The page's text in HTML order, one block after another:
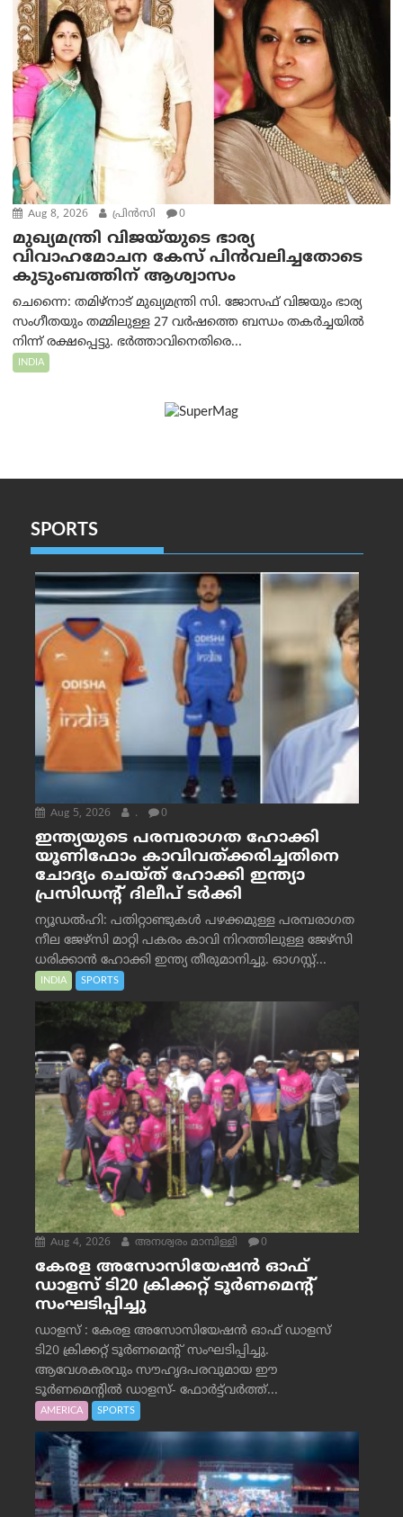
Aug 8, 2026 പ്രിന്‍സി 0
മുഖ്യമന്ത്രി വിജയ്‌യുടെ ഭാര്യ
വിവാഹമോചന കേസ് പിൻവലിച്ചതോടെ
കുടുംബത്തിന് ആശ്വാസം
ചെന്നൈ: തമിഴ്‌നാട് മുഖ്യമന്ത്രി സി. ജോസഫ് വിജയും ഭാര്യ
സംഗീതയും തമ്മിലുള്ള 27 വർഷത്തെ ബന്ധം തകർച്ചയിൽ
നിന്ന് രക്ഷപ്പെട്ടു. ഭർത്താവിനെതിരെ...
INDIA
SPORTS
Aug 5, 2026 . 0
ഇന്ത്യയുടെ പരമ്പരാഗത ഹോക്കി
യൂണിഫോം കാവിവത്ക്കരിച്ചതിനെ
ചോദ്യം ചെയ്ത് ഹോക്കി ഇന്ത്യാ
പ്രസിഡന്റ് ദിലീപ് ടര്‍ക്കി
ന്യൂഡൽഹി: പതിറ്റാണ്ടുകൾ പഴക്കമുള്ള പരമ്പരാഗത
നീല ജേഴ്‌സി മാറ്റി പകരം കാവി നിറത്തിലുള്ള ജേഴ്‌സി
ധരിക്കാൻ ഹോക്കി ഇന്ത്യ തീരുമാനിച്ചു. ഓഗസ്റ്റ്...
INDIA SPORTS
Aug 4, 2026 അനശ്വരം മാമ്പിള്ളി 0
കേരള അസോസിയേഷൻ ഓഫ്
ഡാളസ് ടി20 ക്രിക്കറ്റ് ടൂർണമെന്റ്
സംഘടിപ്പിച്ചു
ഡാളസ് : കേരള അസോസിയേഷൻ ഓഫ് ഡാളസ്
ടി20 ക്രിക്കറ്റ് ടൂർണമെന്റ് സംഘടിപ്പിച്ചു.
ആവേശകരവും സൗഹൃദപരവുമായ ഈ
ടൂർണമെന്റിൽ ഡാളസ്- ഫോർട്ട്‌വര്‍ത്ത്...
AMERICA SPORTS